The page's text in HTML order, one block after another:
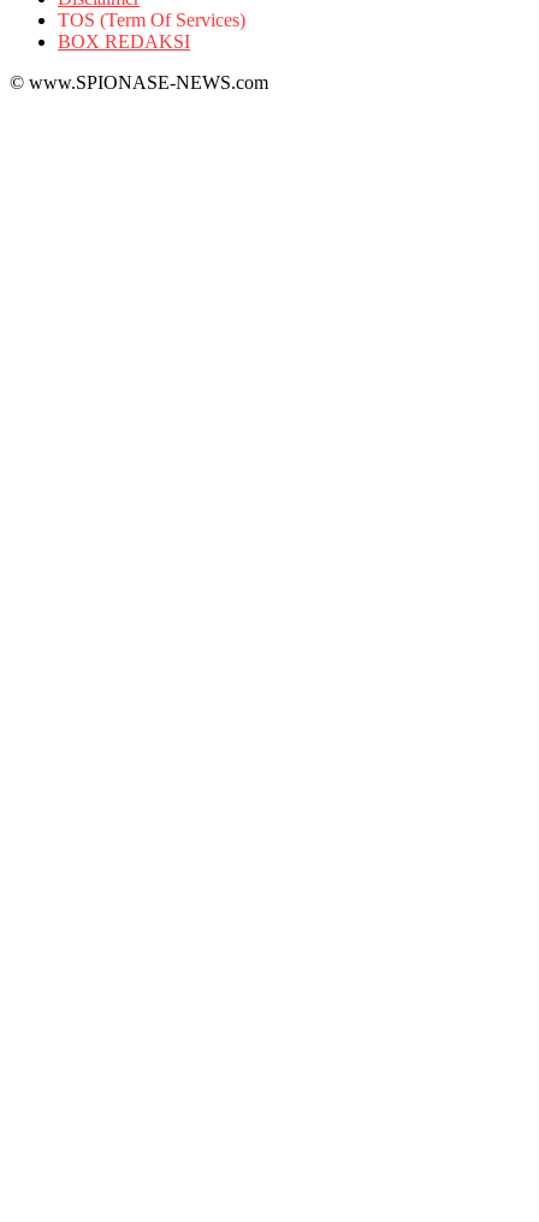
TOS (Term Of Services)
BOX REDAKSI
© www.SPIONASE-NEWS.com